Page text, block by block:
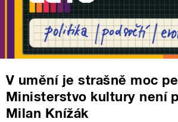
V umění je strašně moc
Ministerstvo kultury není
Milan Knížák